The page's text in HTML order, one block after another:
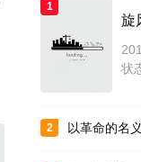
1
旋
状
2 以革命的名义